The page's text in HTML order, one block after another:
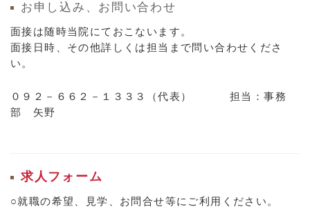
お申し込み、 お問い合わせ
面接は随時当院にておこないます。
面接日時、その他詳しくは担当まで問い合わせくださ
い。
０９２－６６２－１３３３（代表） 担当：事務
部 矢野
求人フォーム
○就職の希望、見学、お問合せ等にご利用ください。